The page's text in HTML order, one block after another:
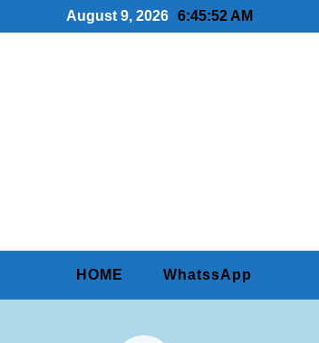
August 9, 2026 6:45:53 AM
HOME WhatssApp